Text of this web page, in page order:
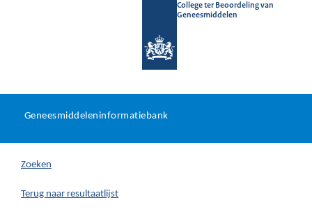
College ter Beoordeling van
Geneesmiddelen
U
hier:
Geneesmiddeleninformatiebank
Zoeken
Terug naar resultaatlijst